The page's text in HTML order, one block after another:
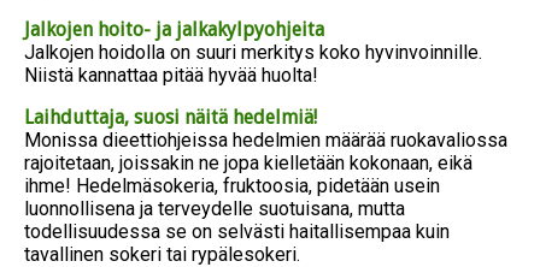
Jalkojen hoito- ja jalkakylpyohjeita
Jalkojen hoidolla on suuri merkitys koko hyvinvoinnille.
Niistä kannattaa pitää hyvää huolta!
Laihduttaja, suosi näitä hedelmiä!
Monissa dieettiohjeissa hedelmien määrää ruokavaliossa
rajoitetaan, joissakin ne jopa kielletään kokonaan, eikä
ihme! Hedelmäsokeria, fruktoosia, pidetään usein
luonnollisena ja terveydelle suotuisana, mutta
todellisuudessa se on selvästi haitallisempaa kuin
tavallinen sokeri tai rypälesokeri.